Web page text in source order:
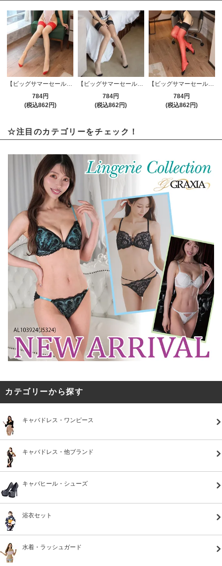
【ビッグサマーセール対象品】大人の色香溢れるバックシームのニーハイストッキング(STOCKING) ベージュ×レッド
784円
(税込862円)
【ビッグサマーセール対象品】大人の色香溢れるバックシームのニーハイストッキング(STOCKING) グレー×ブラック
784円
(税込862円)
【ビッグサマーセール対象品】大人の色香溢れるバックシームのニーハイストッキング(STOCKING) レッド×ブラック
784円
(税込862円)
☆注目のカテゴリーをチェック！
カテゴリーから探す
キャバドレス・ワンピース
キャバドレス・他ブランド
キャバヒール・シューズ
浴衣セット
水着・ラッシュガード